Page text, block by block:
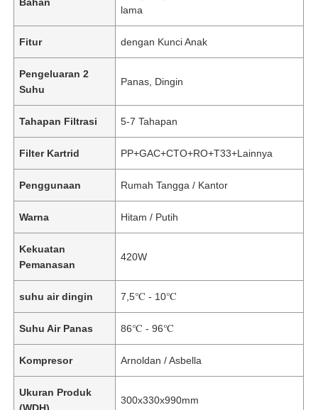
lama
Fitur dengan Kunci Anak
Pengeluaran 2
Suhu
Panas, Dingin
Tahapan Filtrasi 5-7 Tahapan
Filter Kartrid PP+GAC+CTO+RO+T33+Lainnya
Penggunaan Rumah Tangga / Kantor
Warna Hitam / Putih
Kekuatan
Pemanasan
420W
suhu air dingin 7,5℃ - 10℃
Suhu Air Panas 86℃ - 96℃
Kompresor Arnoldan / Asbella
Ukuran Produk
(WDH)
300x330x990mm